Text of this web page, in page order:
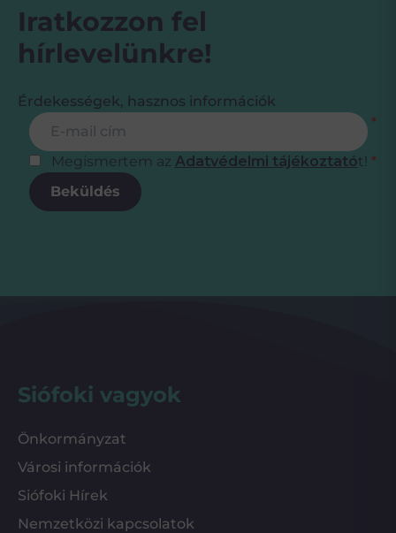
Iratkozzon fel
hírlevelünkre!
Érdekességek, hasznos információk
Feliratkozás
E-mail cím *
*
Megismertem az Adatvédelmi tájékoztatót!
Beküldés
Siófoki vagyok
Önkormányzat
Városi információk
Siófoki Hírek
Nemzetközi kapcsolatok